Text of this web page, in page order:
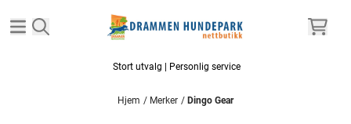
Hopp til innhold
Stort utvalg | Personlig service
Hjem / Merker / Dingo Gear